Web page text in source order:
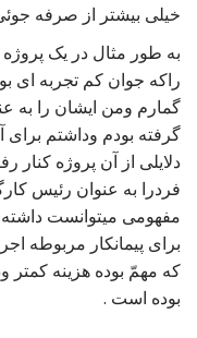
خیلی بیشتر از صرفه
به طور مثال در یک
راکه جوان کم تجربه ای
گمارم ومن ایشان را به
گرفته بودم وداشتم
دلایلی از آن پروژه کنار
فردرا به عنوان رئیس
مفهومی میتوانست
برای پیمانکار مربوطه
که مهمّ بوده هزینه
بوده است .